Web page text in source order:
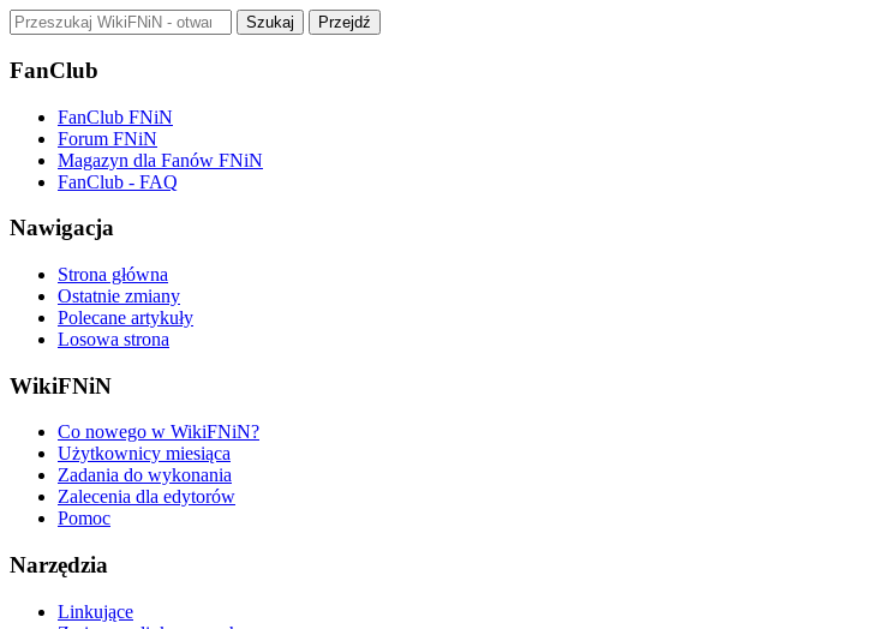
FanClub
FanClub FNiN
Forum FNiN
Magazyn dla Fanów FNiN
FanClub - FAQ
Nawigacja
Strona główna
Ostatnie zmiany
Polecane artykuły
Losowa strona
WikiFNiN
Co nowego w WikiFNiN?
Użytkownicy miesiąca
Zadania do wykonania
Zalecenia dla edytorów
Pomoc
Narzędzia
Linkujące